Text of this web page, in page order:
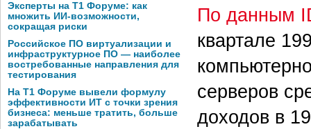
Эксперты на Т1 Форуме: как
множить ИИ-возможности,
сокращая риски
Российское ПО виртуализации и
инфраструктурное ПО — наиболее
востребованные направления для
тестирования
На Т1 Форуме вывели формулу
эффективности ИТ с точки зрения
бизнеса: меньше тратить, больше
зарабатывать
По данным
квартале
серверов
доходов в